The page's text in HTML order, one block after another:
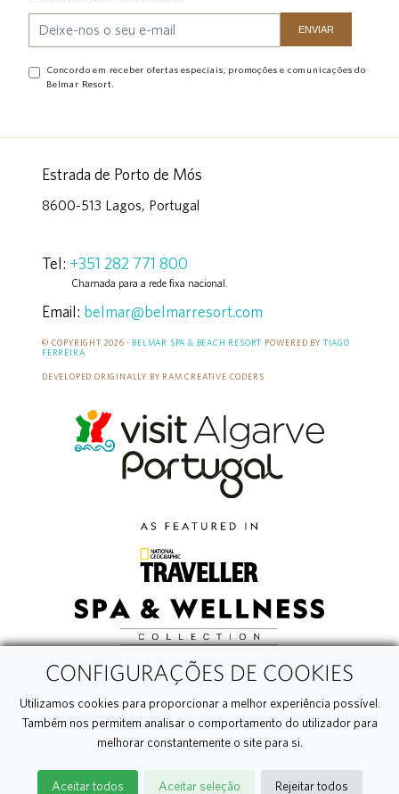
Concordo em receber ofertas especiais, promoções e comunicações do
Belmar Resort.
Estrada de Porto de Mós
8600-513 Lagos, Portugal
Tel: +351 282 771 800
Chamada para a rede fixa nacional.
Email: belmar@belmarresort.com
© COPYRIGHT 2026 · BELMAR SPA & BEACH RESORT POWERED BY TIAGO
FERREIRA
DEVELOPED ORIGINALLY BY RAM CREATIVE CODERS
CONFIGURAÇÕES DE COOKIES
Utilizamos cookies para proporcionar a melhor experiência possível.
Também nos permitem analisar o comportamento do utilizador para
melhorar constantemente o site para si.
Aceitar todos Aceitar seleção Rejeitar todos